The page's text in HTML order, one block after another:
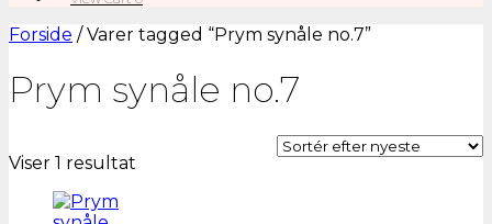
cart
Forside / Varer tagged “Prym synåle no.7”
Prym synåle no.7
Viser 1 resultat